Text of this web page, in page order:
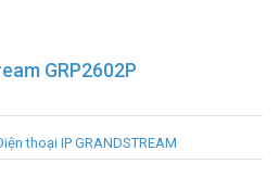
GRP2602P
thoại IP GRANDSTREAM